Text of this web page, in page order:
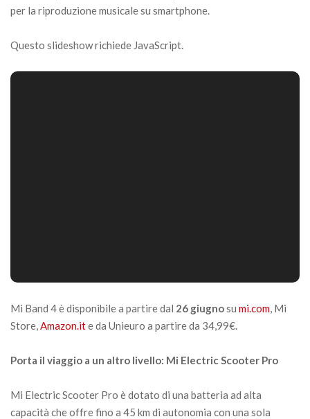
per la riproduzione musicale su smartphone.
Questo slideshow richiede JavaScript.
Mi Band 4 è disponibile a partire dal 26 giugnosu mi.com, Mi
Store,Amazon.ite da Unieuro a partire da 34,99€.
Porta il viaggio a un altro livello: Mi Electric Scooter Pro
Mi Electric Scooter Pro è dotato di una batteria ad alta
capacità che offre fino a 45 km di autonomia con una sola